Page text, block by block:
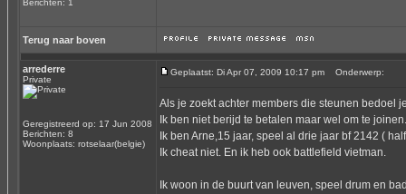
Berichten: 1
Terug naar boven
arrederre
Private
Geregistreerd op: 17 Jun 2008
Berichten: 8
Woonplaats: rotselaar(belgie)
Geplaatst: Di Apr 07, 2009 10:17 pm Onderwerp:
Als je zoekt achter members die steunen bedoel
Ik ben niet berijd te betalen maar wel om te joinen.
Ik ben Arne,15 jaar, speel al drie jaar bf 2142 (
Ik cheat niet. En ik heb ook battlefield vietman.
Ik woon in de buurt van leuven, speel drum en